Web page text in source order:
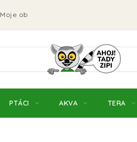
Moje objednávka Obchodní
PTÁCI AKVA TERA